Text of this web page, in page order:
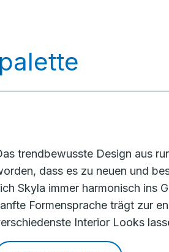
trendbewusste Design aus
dass es zu neuen und
Skyla immer harmonisch ins
Formensprache trägt zur
Interior Looks